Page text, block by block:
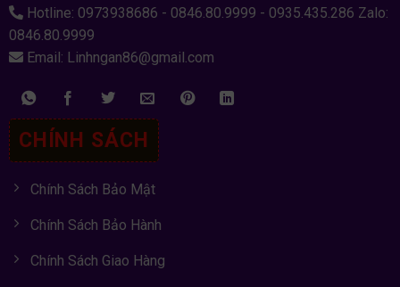
Hotline: 0973938686 - 0846.80.9999 - 0935.435.286 Zalo:
0846.80.9999
Email: Linhngan86@gmail.com
CHÍNH SÁCH
Chính Sách Bảo Mật
Chính Sách Bảo Hành
Chính Sách Giao Hàng